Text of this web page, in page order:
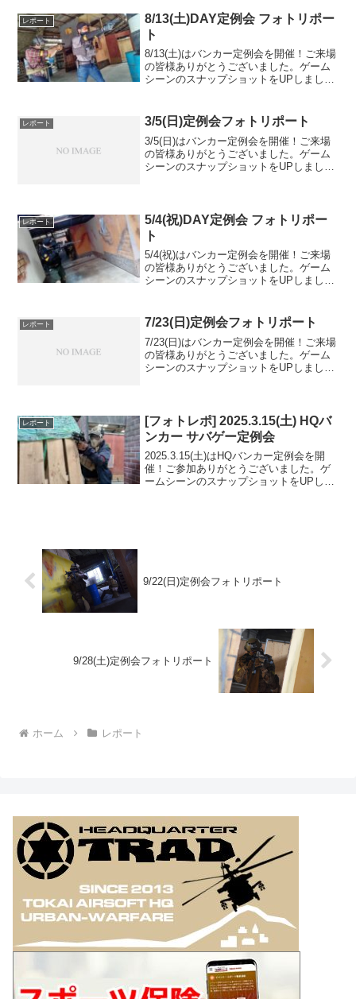
Googleフォトアルバムをみる
レポート
8/13(土)DAY定例会 フォトリポー
ト
8/13(土)はバンカー定例会を開催！ご来場
の皆様ありがとうございました。ゲーム
シーンのスナップショットをUPしました
バムをみる
レポート 3/5(日)定例会フォトリポート
3/5(日)はバンカー定例会を開催！ご来場
の皆様ありがとうございました。ゲーム
シーンのスナップショットをUPしました
レポート
5/4(祝)DAY定例会 フォトリポー
ト
5/4(祝)はバンカー定例会を開催！ご来場
の皆様ありがとうございました。ゲーム
シーンのスナップショットをUPしました
バムをみる
レポート 7/23(日)定例会フォトリポート
7/23(日)はバンカー定例会を開催！ご来場
の皆様ありがとうございました。ゲーム
シーンのスナップショットをUPしました
た。初参加の方...
レポート
[フォトレポ] 2025.3.15(土) HQバ
ンカー サバゲー定例会
2025.3.15(土)はHQバンカー定例会を開
催！ご参加ありがとうございました。ゲ
ームシーンのスナップショットをUPしま
9/22(日)定例会フォトリポート
9/28(土)定例会フォトリポート
ホーム レポート